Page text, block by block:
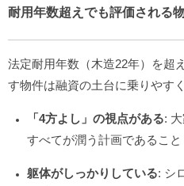
耐用年数超えでも評価される
法定耐用年数（木造22年）を超
す物件は融資の土台に乗りやす
「4方よし」の視点がある:
すべてが潤う計画であること
躯体がしっかりしている: シ